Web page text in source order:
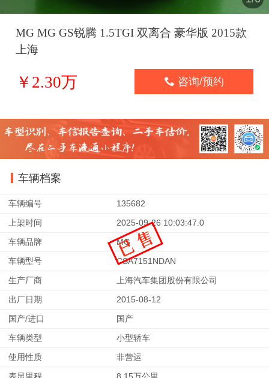
MG MG GS锐腾 1.5TGI 双离合 豪华版 2015款
上海
￥2.30万  咨询/预约
车辆档案
车辆编号
135682
上架时间
2025-09-26 10:03:47.0
车辆品牌
MG
车辆型号
CSA7151NDAN
生产厂商
上海汽车集团股份有限公司
出厂日期
2015-08-12
国产/进口
国产
车辆类型
小型轿车
使用性质
非营运
表显里程
8.15万公里